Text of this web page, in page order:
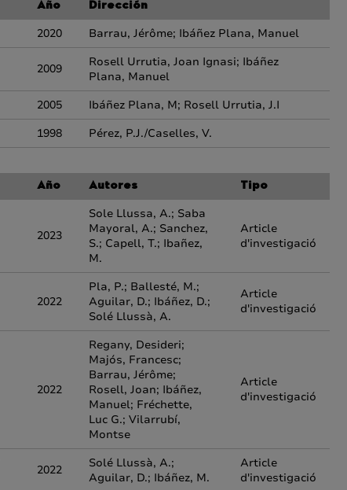
Año Dirección
2020 Barrau, Jérôme; Ibáñez Plana, Manuel
2009
Rosell Urrutia, Joan Ignasi; Ibáñez
Plana, Manuel
2005
Ibáñez Plana, M; Rosell Urrutia, J.I
1998 Pérez, P.J./Caselles, V.
Año Autores Tipo
2023
Sole Llussa, A.; Saba
Mayoral, A.; Sanchez,
S.; Capell, T.; Ibañez,
M.
Article
d'investigació
2022
Pla, P.; Ballesté, M.;
Aguilar, D.; Ibáñez, D.;
Solé Llussà, A.
Article
d'investigació
2022
Regany, Desideri;
Majós, Francesc;
Barrau, Jérôme;
Rosell, Joan; Ibáñez,
Manuel; Fréchette,
Luc G.; Vilarrubí,
Montse
Article
d'investigació
2022
Solé Llussà, A.;
Aguilar, D.; Ibáñez, M.
Article
d'investigació